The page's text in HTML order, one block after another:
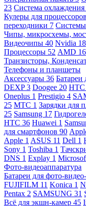
23 Система охлаждения
Кулеры для процессоров
переходники 7
Чипы, микросхемы,
Видеочипы 40 Nvidia 18
Процессоры 52 AMD 16
Транзисторы,
Телефоны и планшеты
Аксессуары 36 Батареи
DEXP3 Doogee 20 HTC
Oneplus 1 Prestigio 4
25 МТС 1 Зарядки для
25 Samsung 17
HTC 36 Huawei 1
для смартфонов 90
Apple 1 ASUS 11 Dell 1
Sony 1 Toshiba 1
DNS 1 Explay 1
Фото-видеоаппаратура
Батареи для фото-
FUJIFILM 11 Konica 1
Pentax 2 SAMSUNG 31
Всё для экшн-камер 45